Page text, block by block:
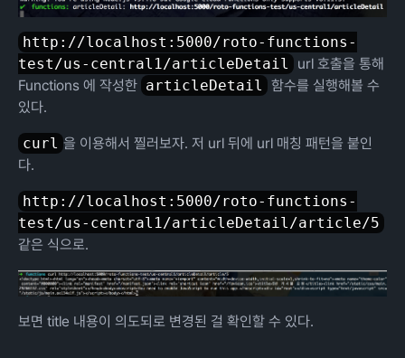
http://localhost:5000/roto-functions-
test/us-central1/articleDetail
url 호출을 통해
Functions 에 작성한 articleDetail 함수를 실행해볼 수
있다.
curl 을 이용해서 찔러보자. 저 url 뒤에 url 매칭 패턴을 붙인
다.
http://localhost:5000/roto-functions-
test/us-central1/articleDetail/article/5
같은 식으로.
보면 title 내용이 의도되로 변경된 걸 확인할 수 있다.